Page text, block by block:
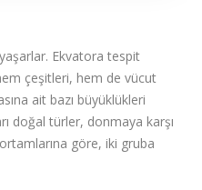
Ekvatora tespit
çeşitleri, hem de vücut
ait bazı büyüklükleri
doğal türler, donmaya karşı
göre, iki gruba